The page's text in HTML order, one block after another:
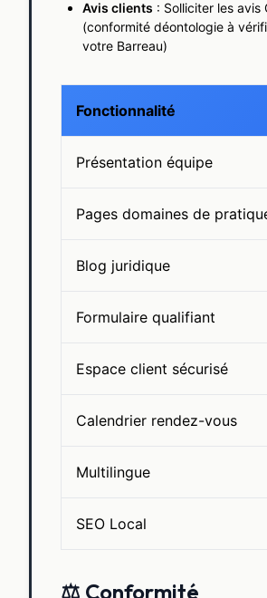
Avis clients : Solliciter les avis
(conformité déontologie à
votre Barreau)
Fonctionnalité
Présentation équipe
Pages domaines de
Blog juridique
Formulaire qualifiant
Espace client sécurisé
Calendrier rendez-vous
Multilingue
SEO Local
⚖️ Conformité